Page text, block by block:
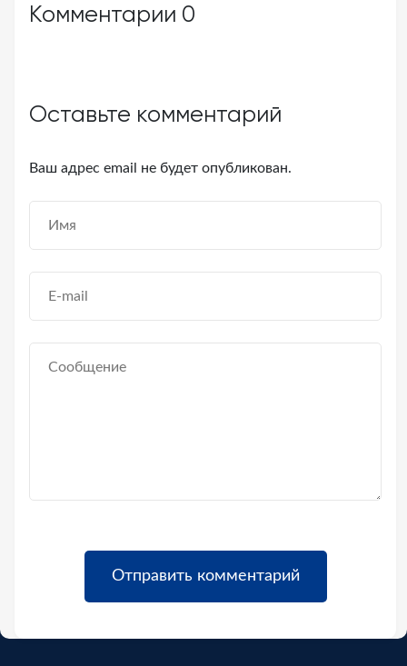
Комментарии 0
Оставьте комментарий
Ваш адрес email не будет опубликован.